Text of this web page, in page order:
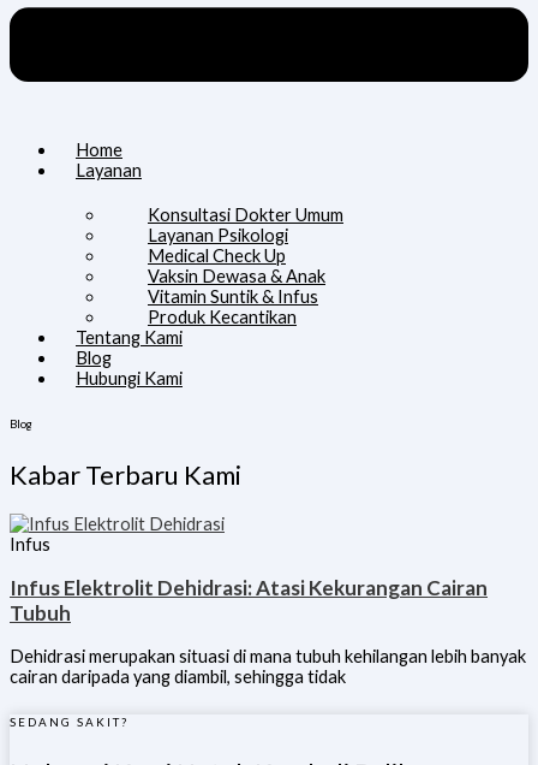
Home
Layanan
Konsultasi Dokter Umum
Layanan Psikologi
Medical Check Up
Vaksin Dewasa & Anak
Vitamin Suntik & Infus
Produk Kecantikan
Tentang Kami
Blog
Hubungi Kami
Blog
Kabar Terbaru Kami
Infus
Infus Elektrolit Dehidrasi: Atasi Kekurangan Cairan
Tubuh
Dehidrasi merupakan situasi di mana tubuh kehilangan lebih banyak
cairan daripada yang diambil, sehingga tidak
SEDANG SAKIT?